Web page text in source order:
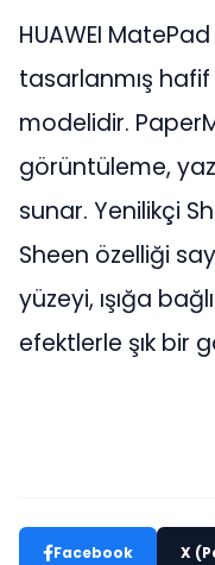
HUAWEI
tasarlanmış
modelidir.
görüntüleme,
sunar. Yenilikçi
Sheen özelliği
yüzeyi, ışığa
efektlerle şık bir
Facebook X